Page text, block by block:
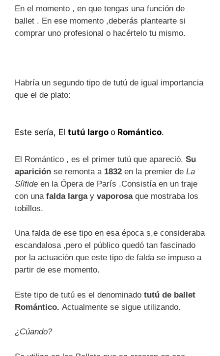
En el momento , en que tengas una función de
ballet . En ese momento ,deberás plantearte si
comprar uno profesional o hacértelo tu mismo.
Habría un segundo tipo de tutú de igual importancia
que el de plato:
Este sería, El tutú largo o Romántico.
El Romántico , es el primer tutú que apareció. Su
aparición se remonta a 1832 en la premier de La
Sílfide en la Ópera de París .Consistía en un traje
con una falda largay vaporosaque mostraba los
tobillos.
Una falda de ese tipo en esa época s,e consideraba
escandalosa ,pero el público quedó tan fascinado
por la actuación que este tipo de falda se impuso a
partir de ese momento.
Este tipo de tutú es el denominado tutú de ballet
Romántico. Actualmente se sigue utilizando.
¿Cúando?